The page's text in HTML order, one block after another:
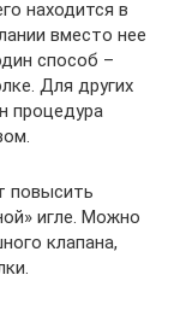
находится в
вместо нее
способ –
Для других
процедура
повысить
игле. Можно
клапана,